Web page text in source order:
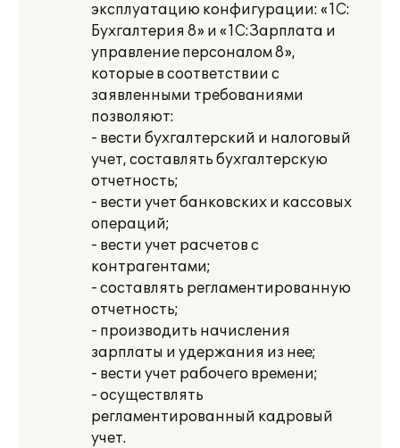
эксплуатацию конфигурации: «1С:
Бухгалтерия 8» и «1С:Зарплата и
управление персоналом 8»,
которые в соответствии с
заявленными требованиями
позволяют:
- вести бухгалтерский и налоговый
учет, составлять бухгалтерскую
отчетность;
- вести учет банковских и кассовых
операций;
- вести учет расчетов с
контрагентами;
- составлять регламентированную
отчетность;
- производить начисления
зарплаты и удержания из нее;
- вести учет рабочего времени;
- осуществлять
регламентированный кадровый
учет.